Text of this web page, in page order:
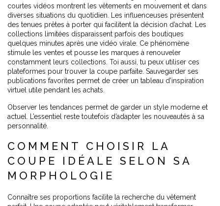
courtes vidéos montrent les vêtements en mouvement et dans
diverses situations du quotidien. Les influenceuses présentent
des tenues prêtes à porter qui facilitent la décision d’achat. Les
collections limitées disparaissent parfois des boutiques
quelques minutes après une vidéo virale. Ce phénomène
stimule les ventes et pousse les marques à renouveler
constamment leurs collections. Toi aussi, tu peux utiliser ces
plateformes pour trouver la coupe parfaite. Sauvegarder ses
publications favorites permet de créer un tableau d’inspiration
virtuel utile pendant les achats.
Observer les tendances permet de garder un style moderne et
actuel. L’essentiel reste toutefois d’adapter les nouveautés à sa
personnalité.
COMMENT CHOISIR LA
COUPE IDÉALE SELON SA
MORPHOLOGIE
Connaître ses proportions facilite la recherche du vêtement